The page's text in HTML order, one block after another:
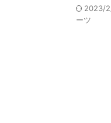
2023/
ーツ